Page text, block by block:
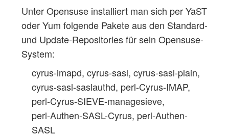
Unter Opensuse installiert man sich per YaST
oder Yum folgende Pakete aus den Standard-
und Update-Repositories für sein Opensuse-
System:
cyrus-imapd, cyrus-sasl, cyrus-sasl-plain,
cyrus-sasl-saslauthd, perl-Cyrus-IMAP,
perl-Cyrus-SIEVE-managesieve,
perl-Authen-SASL-Cyrus, perl-Authen-
SASL